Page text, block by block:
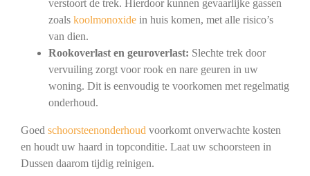
verstoort de trek. Hierdoor kunnen gevaarlijke gassen
zoals koolmonoxidein huis komen, met alle risico’s
van dien.
Rookoverlast en geuroverlast: Slechte trek door
vervuiling zorgt voor rook en nare geuren in uw
woning. Dit is eenvoudig te voorkomen met regelmatig
onderhoud.
Goed schoorsteenonderhoud voorkomt onverwachte kosten
en houdt uw haard in topconditie. Laat uw schoorsteen in
Dussen daarom tijdig reinigen.